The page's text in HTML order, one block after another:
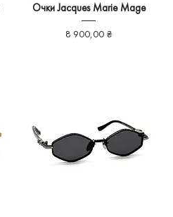
Очки Jacques Marie Mage
Ціна
8 900,00 ₴